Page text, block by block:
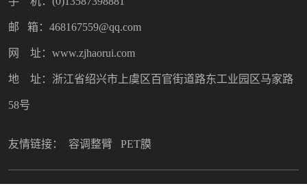
邮 箱：468167559@qq.com
网 址：www.zjhaorui.com
地 址：浙江省绍兴市上虞区百官街道路东工业园区马家路
58号
友情链接： 容调整臂 PET膜